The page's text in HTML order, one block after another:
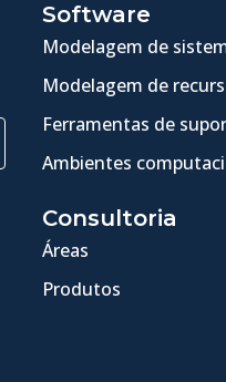
Software
Modelagem de
Modelagem de
Ferramentas de
Ambientes
Consultoria
Áreas
Produtos